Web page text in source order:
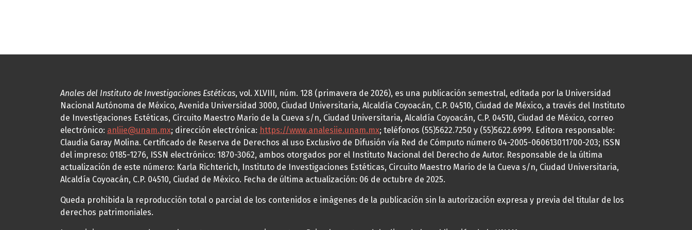
Anales del Instituto de Investigaciones Estéticas, vol. XLVIII, núm. 128 (primavera de 2026), es una publicación semestral, editada por la Universidad
Nacional Autónoma de México, Avenida Universidad 3000, Ciudad Universitaria, Alcaldía Coyoacán, C.P. 04510, Ciudad de México, a través del Instituto
de Investigaciones Estéticas, Circuito Maestro Mario de la Cueva s/n, Ciudad Universitaria, Alcaldía Coyoacán, C.P. 04510, Ciudad de México, correo
electrónico: anliie@unam.mx; dirección electrónica: https://www.analesiie.unam.mx; teléfonos (55)5622.7250 y (55)5622.6999. Editora responsable:
Claudia Garay Molina. Certificado de Reserva de Derechos al uso Exclusivo de Difusión vía Red de Cómputo número 04-2005-060613011700-203; ISSN
del impreso: 0185-1276, ISSN electrónico: 1870-3062, ambos otorgados por el Instituto Nacional del Derecho de Autor. Responsable de la última
actualización de este número: Karla Richterich, Instituto de Investigaciones Estéticas, Circuito Maestro Mario de la Cueva s/n, Ciudad Universitaria,
Alcaldía Coyoacán, C.P. 04510, Ciudad de México. Fecha de última actualización: 06 de octubre de 2025.
Queda prohibida la reproducción total o parcial de los contenidos e imágenes de la publicación sin la autorización expresa y previa del titular de los
derechos patrimoniales.